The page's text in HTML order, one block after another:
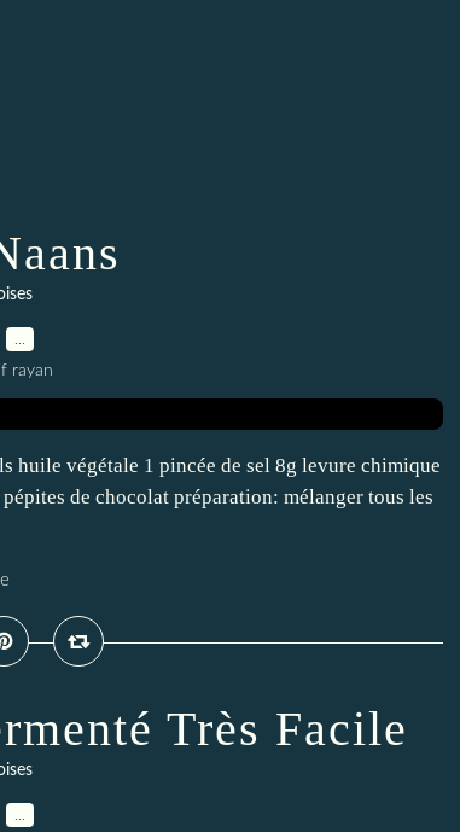
rayan
huile végétale 1 pincée de sel 8g levure chimique
de chocolat préparation: mélanger tous les
Très Facile